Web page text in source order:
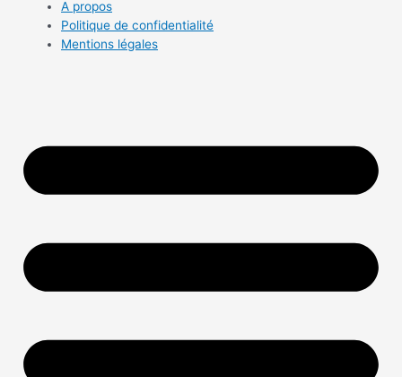
A propos
Politique de confidentialité
Mentions légales